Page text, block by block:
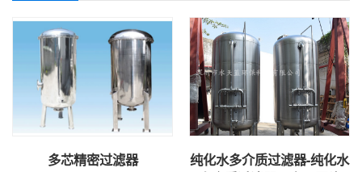
多芯精密过滤器
纯化水多介质过滤器-纯化水